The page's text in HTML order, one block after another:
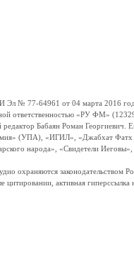
№ 77-64961 от 04 марта 2016
ответственностью «РУ ФМ»
Бабаян Роман
(УПА), «ИГИЛ», «Джабхат
народа», «Свидетели
охраняются
активная